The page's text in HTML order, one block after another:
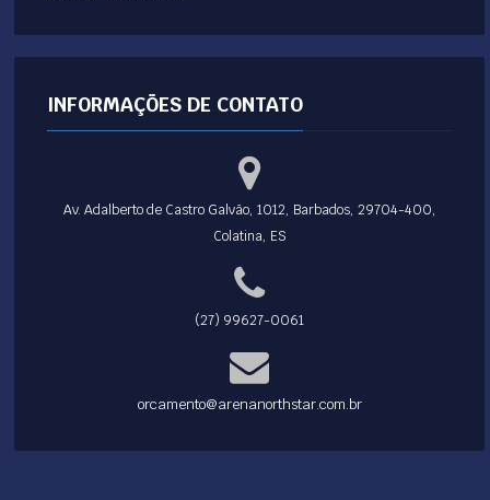
INFORMAÇÕES DE CONTATO
Av. Adalberto de Castro Galvão, 1012, Barbados, 29704-400,
Colatina, ES
(27) 99627-0061
orcamento@arenanorthstar.com.br